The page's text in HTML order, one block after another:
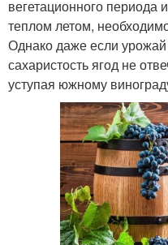
вегетационного периода
теплом летом,
Однако даже если урожай
сахаристость ягод не
уступая южному